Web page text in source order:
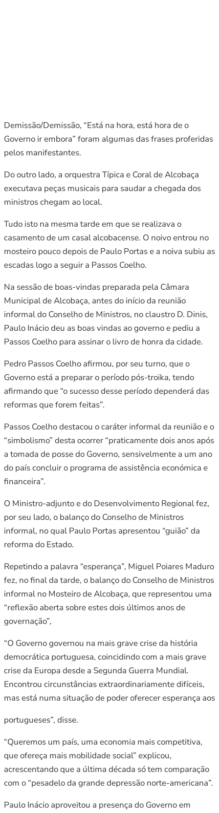
Demissão/Demissão, “Está na hora, está hora de o
Governo ir embora” foram algumas das frases proferidas
pelos manifestantes.
Do outro lado, a orquestra Típica e Coral de Alcobaça
executava peças musicais para saudar a chegada dos
ministros chegam ao local.
Tudo isto na mesma tarde em que se realizava o
casamento de um casal alcobacense. O noivo entrou no
mosteiro pouco depois de Paulo Portas e a noiva subiu as
escadas logo a seguir a Passos Coelho.
Na sessão de boas-vindas preparada pela Câmara
Municipal de Alcobaça, antes do início da reunião
informal do Conselho de Ministros, no claustro D. Dinis,
Paulo Inácio deu as boas vindas ao governo e pediu a
Passos Coelho para assinar o livro de honra da cidade.
Pedro Passos Coelho afirmou, por seu turno, que o
Governo está a preparar o período pós-troika, tendo
afirmando que “o sucesso desse período dependerá das
reformas que forem feitas”.
Passos Coelho destacou o caráter informal da reunião e o
“simbolismo” desta ocorrer “praticamente dois anos após
a tomada de posse do Governo, sensivelmente a um ano
do país concluir o programa de assistência económica e
financeira”.
O Ministro-adjunto e do Desenvolvimento Regional fez,
por seu lado, o balanço do Conselho de Ministros
informal, no qual Paulo Portas apresentou “guião” da
reforma do Estado.
Repetindo a palavra “esperança”, Miguel Poiares Maduro
fez, no final da tarde, o balanço do Conselho de Ministros
informal no Mosteiro de Alcobaça, que representou uma
“reflexão aberta sobre estes dois últimos anos de
governação”,
“O Governo governou na mais grave crise da história
democrática portuguesa, coincidindo com a mais grave
crise da Europa desde a Segunda Guerra Mundial.
Encontrou circunstâncias extraordinariamente difíceis,
mas está numa situação de poder oferecer esperança aos
portugueses”, disse.
“Queremos um país, uma economia mais competitiva,
que ofereça mais mobilidade social” explicou,
acrescentando que a última década só tem comparação
com o “pesadelo da grande depressão norte-americana”.
Paulo Inácio aproveitou a presença do Governo em